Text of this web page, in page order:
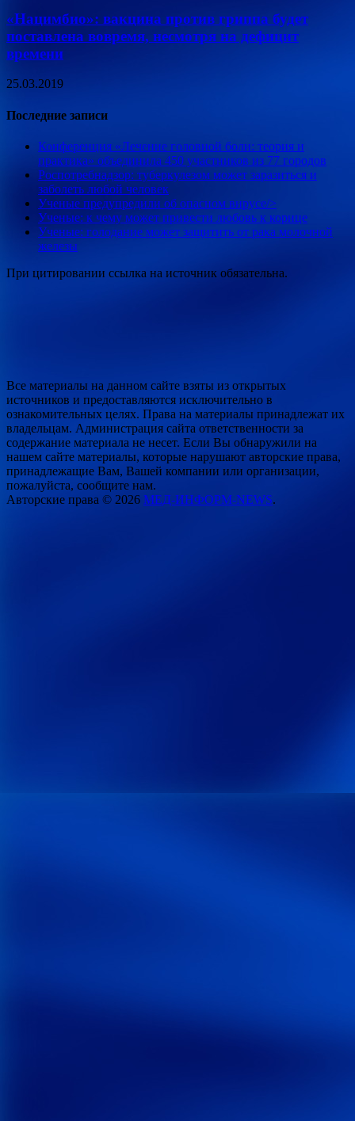
«Нацимбио»: вакцина против гриппа будет
поставлена вовремя, несмотря на дефицит
времени
25.03.2019
Последние записи
Конференция «Лечение головной боли: теория и
практика» объединила 450 участников из 77 городов
Роспотребнадзор: туберкулезом может заразиться и
заболеть любой человек
Ученые предупредили об опасном вирусе/>
Ученые: к чему может привести любовь к корице
Ученые: голодание может защитить от рака молочной
железы
При цитировании ссылка на источник обязательна.
Все материалы на данном сайте взяты из открытых
источников и предоставляются исключительно в
ознакомительных целях. Права на материалы принадлежат их
владельцам. Администрация сайта ответственности за
содержание материала не несет. Если Вы обнаружили на
нашем сайте материалы, которые нарушают авторские права,
принадлежащие Вам, Вашей компании или организации,
пожалуйста, сообщите нам.
Авторские права © 2026 МЕД-ИНФОРМ-NEWS.